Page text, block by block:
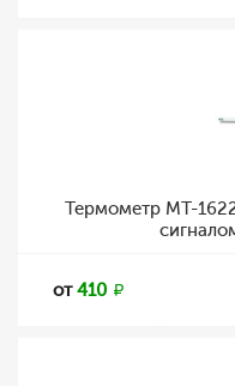
Термометр MT-
от410